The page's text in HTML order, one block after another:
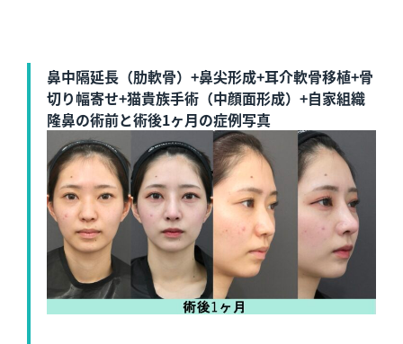
鼻中隔延長（肋軟骨）+鼻尖形成+耳介軟骨移植+骨
切り幅寄せ+猫貴族手術（中顔面形成）+自家組織
隆鼻の術前と術後1ヶ月の症例写真